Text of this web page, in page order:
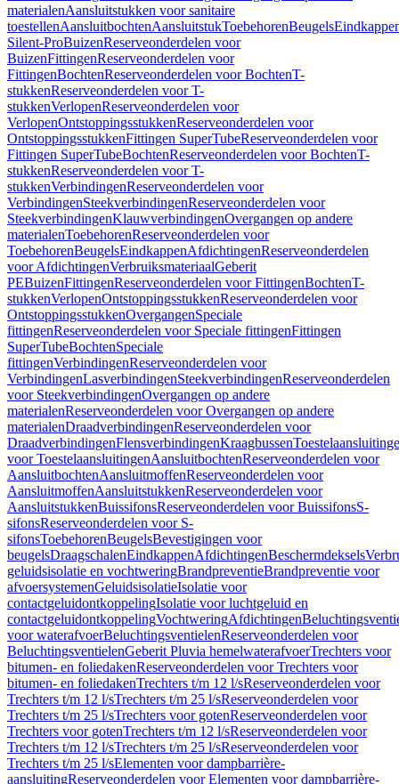
materialenAansluitstukken voor sanitaire
toestellenAansluitbochtenAansluitstukToebehorenBeugels
Silent-ProBuizenReserveonderdelen voor
BuizenFittingenReserveonderdelen voor
FittingenBochtenReserveonderdelen voor BochtenT-
stukkenReserveonderdelen voor T-
stukkenVerlopenReserveonderdelen voor
VerlopenOntstoppingsstukkenReserveonderdelen voor
OntstoppingsstukkenFittingen SuperTubeReserveonderdelen voor
Fittingen SuperTubeBochtenReserveonderdelen voor BochtenT-
stukkenReserveonderdelen voor T-
stukkenVerbindingenReserveonderdelen voor
VerbindingenSteekverbindingenReserveonderdelen voor
SteekverbindingenKlauwverbindingenOvergangen op andere
materialenToebehorenReserveonderdelen voor
ToebehorenBeugelsEindkappenAfdichtingenReserveonderdelen
voor AfdichtingenVerbruiksmateriaalGeberit
PEBuizenFittingenReserveonderdelen voor FittingenBochtenT-
stukkenVerlopenOntstoppingsstukkenReserveonderdelen voor
OntstoppingsstukkenOvergangenSpeciale
fittingenReserveonderdelen voor Speciale fittingenFittingen
SuperTubeBochtenSpeciale
fittingenVerbindingenReserveonderdelen voor
VerbindingenLasverbindingenSteekverbindingenReserveonderdelen
voor SteekverbindingenOvergangen op andere
materialenReserveonderdelen voor Overgangen op andere
materialenDraadverbindingenReserveonderdelen voor
DraadverbindingenFlensverbindingenKraagbussen
voor ToestelaansluitingenAansluitbochtenReserveonderdelen voor
AansluitbochtenAansluitmoffenReserveonderdelen voor
AansluitmoffenAansluitstukkenReserveonderdelen voor
AansluitstukkenBuissifonsReserveonderdelen voor BuissifonsS-
sifonsReserveonderdelen voor S-
sifonsToebehorenBeugelsBevestigingen voor
beugelsDraagschalenEindkappenAfdichtingenBeschermdeksels
geluidsisolatie en vochtweringBrandpreventieBrandpreventie voor
afvoersystemenGeluidsisolatieIsolatie voor
contactgeluidontkoppelingIsolatie voor luchtgeluid en
contactgeluidontkoppelingVochtweringAfdichtingen
voor waterafvoerBeluchtingsventielenReserveonderdelen voor
BeluchtingsventielenGeberit Pluvia hemelwaterafvoerTrechters voor
bitumen- en foliedakenReserveonderdelen voor Trechters voor
bitumen- en foliedakenTrechters t/m 12 l/sReserveonderdelen voor
Trechters t/m 12 l/sTrechters t/m 25 l/sReserveonderdelen voor
Trechters t/m 25 l/sTrechters voor gotenReserveonderdelen voor
Trechters voor gotenTrechters t/m 12 l/sReserveonderdelen voor
Trechters t/m 12 l/sTrechters t/m 25 l/sReserveonderdelen voor
Trechters t/m 25 l/sElementen voor dampbarrière-
aansluitingReserveonderdelen voor Elementen voor dampbarrière-